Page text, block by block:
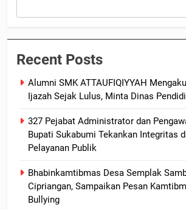
Recent Posts
Alumni SMK ATTAUFIQIYYAH
Ijazah Sejak Lulus, Minta Dinas
327 Pejabat Administrator dan
Bupati Sukabumi Tekankan Integritas
Pelayanan Publik
Bhabinkamtibmas Desa Semplak
Cipriangan, Sampaikan Pesan
Bullying